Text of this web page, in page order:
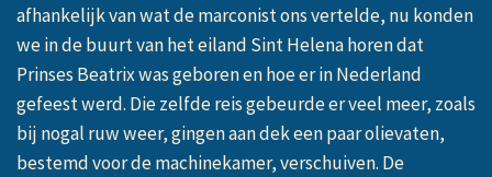
afhankelijk van wat de marconist ons vertelde, nu konden
we in de buurt van het eiland Sint Helena horen dat
Prinses Beatrix was geboren en hoe er in Nederland
gefeest werd. Die zelfde reis gebeurde er veel meer, zoals
bij nogal ruw weer, gingen aan dek een paar olievaten,
bestemd voor de machinekamer, verschuiven. De